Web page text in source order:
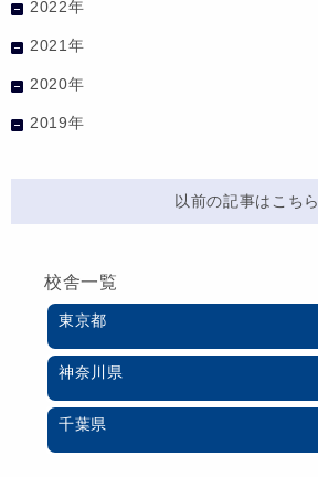
2022年
2021年
2020年
2019年
以前の記事はこちら
校舎一覧
東京都
神奈川県
千葉県